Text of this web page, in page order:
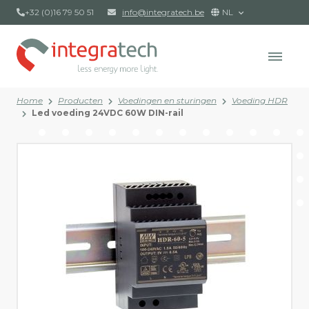
+32 (0)16 79 50 51 info@integratech.be NL
Home Producten Voedingen en sturingen
Voeding HDR
Led voeding 24VDC 60W DIN-rail